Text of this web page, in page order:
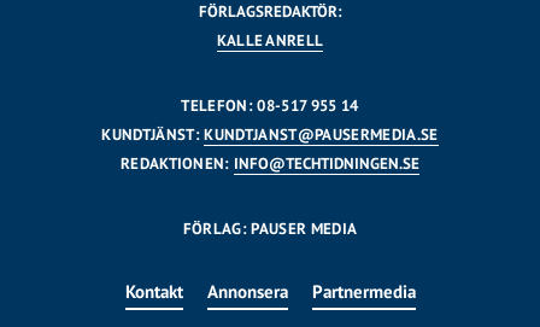
FÖRLAGSREDAKTÖR:
KALLE ANRELL
TELEFON: 08-517 955 14
KUNDTJÄNST:KUNDTJANST@PAUSERMEDIA.SE
REDAKTIONEN: INFO@TECHTIDNINGEN.SE
FÖRLAG: PAUSER MEDIA
Kontakt Annonsera Partnermedia